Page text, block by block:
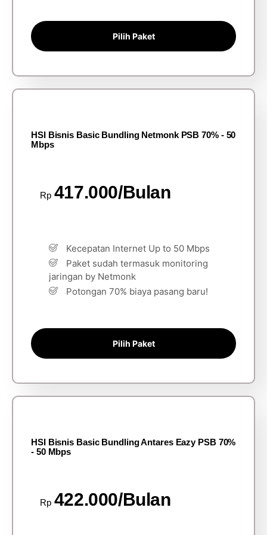
Pilih Paket
HSI Bisnis Basic Bundling Netmonk PSB 70% - 50
Mbps
Rp 417.000/Bulan
Kecepatan Internet Up to 50 Mbps
Paket sudah termasuk monitoring
jaringan by Netmonk
Potongan 70% biaya pasang baru!
Pilih Paket
HSI Bisnis Basic Bundling Antares Eazy PSB 70%
- 50 Mbps
Rp 422.000/Bulan